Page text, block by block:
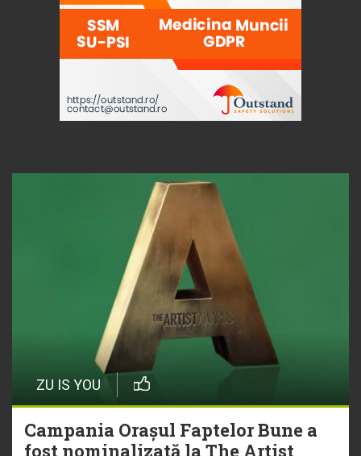
ZU IS YOU
Campania Orașul Faptelor Bune a
fost nominalizată la The Artist